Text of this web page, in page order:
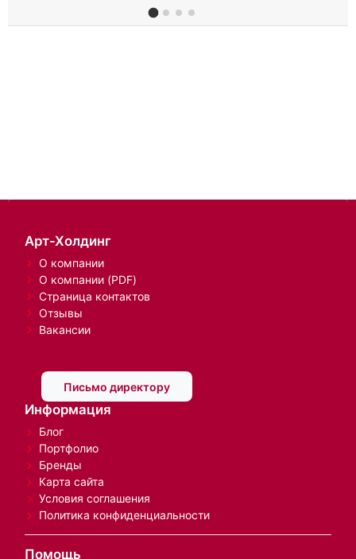
Арт-Холдинг
О компании
О компании (PDF)
Страница контактов
Отзывы
Вакансии
Письмо директору
Информация
Блог
Портфолио
Бренды
Карта сайта
Условия соглашения
Политика конфиденциальности
Помощь